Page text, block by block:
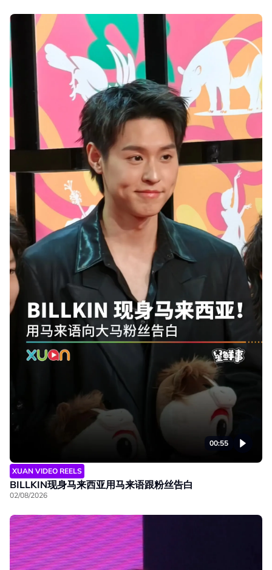
00:55
XUAN VIDEO REELS
BILLKIN现身马来西亚用马来语跟粉丝告白
02/08/2026